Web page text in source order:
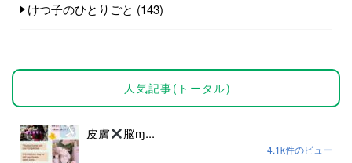
けつ子のひとりごと (143)
人気記事(トータル)
皮膚 脳ɱ...
4.1k件のビュー